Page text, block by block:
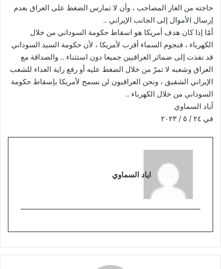
حاجته من الغاز المصاحب ، وأن لا تمارس الضغط على العراق بعدم
إرسال الأموال إلى الجانب الإيراني ..
أمّا إذا كان هدف أمريكا هو اسقاط حكومة السوداني من خلال
الكهرباء ، فنجوم السماء أقرب لأمريكا ، لأن حكومة السيد السوداني
قد نفذت إلى ضمائر العراقيين جميعا دون استثناء .. والصداقة مع
العراق وشعبه لا تمرّ من خلال الضغط عليه أو رفع راية العداء للشعب
الإيراني الشقيق ، ونحن العراقيون لن نسمح لأمريكا بإسقاط حكومة
السوداني من خلال الكهرباء ..
أياد السماوي
في ٢٤ / ٥ / ٢٠٢٣
اياد السماوي